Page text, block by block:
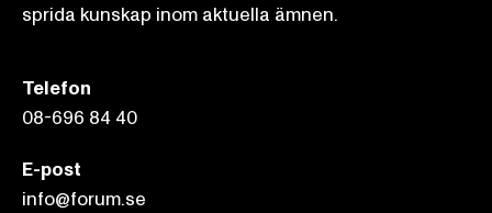
sprida kunskap inom aktuella ämnen.
Telefon
08-696 84 40
E-post
info@forum.se